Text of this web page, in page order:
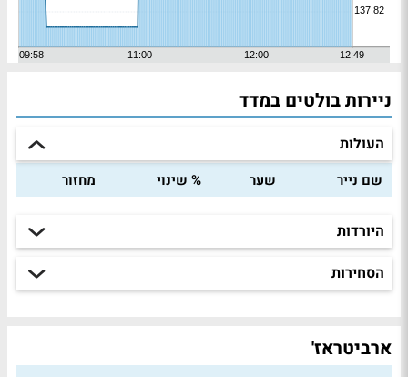
ניירות בולטים במדד
העולות
שם נייר שער % שינוי מחזור
היורדות
הסחירות
ארביטראז'